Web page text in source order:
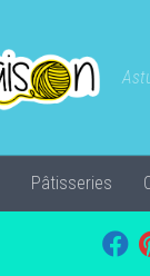
Pâtisseries